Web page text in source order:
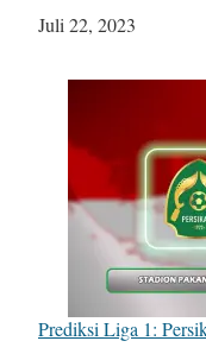
Tanggal
Juli 22, 2023
Prediksi Liga 1: